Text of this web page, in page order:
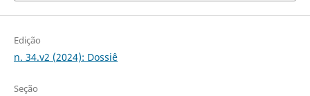
Edição
n. 34.v2 (2024): Dossiê
Seção